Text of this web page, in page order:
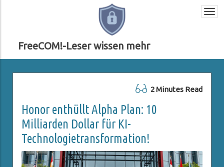
FreeCOM!-Leser wissen mehr
2 Minutes Read
Honor enthüllt Alpha Plan: 10
Milliarden Dollar für KI-
Technologietransformation!